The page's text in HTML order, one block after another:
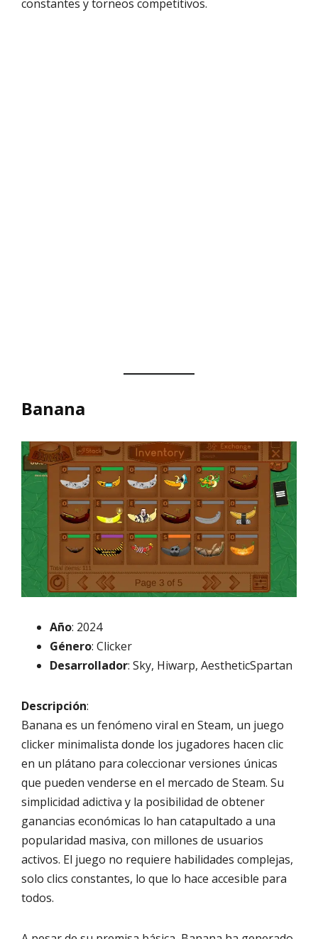
constantes y torneos competitivos.
Banana
Año: 2024
Género: Clicker
Desarrollador: Sky, Hiwarp, AestheticSpartan
Descripción:
Banana es un fenómeno viral en Steam, un juego
clicker minimalista donde los jugadores hacen clic
en un plátano para coleccionar versiones únicas
que pueden venderse en el mercado de Steam. Su
simplicidad adictiva y la posibilidad de obtener
ganancias económicas lo han catapultado a una
popularidad masiva, con millones de usuarios
activos. El juego no requiere habilidades complejas,
solo clics constantes, lo que lo hace accesible para
todos.